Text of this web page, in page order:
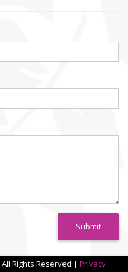
Submit
All Rights Reserved | Privacy